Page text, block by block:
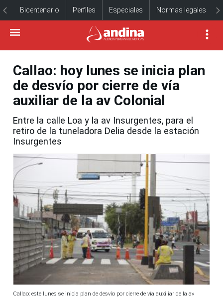
Bicentenario Perfiles Especiales Normas legales
Callao: hoy lunes se inicia plan
de desvío por cierre de vía
auxiliar de la av Colonial
Entre la calle Loa y la av Insurgentes, para el
retiro de la tuneladora Delia desde la estación
Insurgentes
Callao: este lunes se inicia plan de desvío por cierre de vía auxiliar de la av